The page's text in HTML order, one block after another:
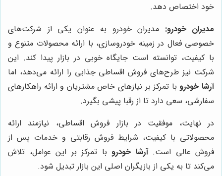
خود اختصاص دهد.
مدیران خودرو: مدیران خودرو به عنوان یکی از شرکت‌های
خصوصی فعال در زمینه خودروسازی، با ارائه محصولات متنوع و
با کیفیت، توانسته است جایگاه خوبی در بازار پیدا کند. این
شرکت نیز طرح‌های فروش اقساطی جذابی را ارائه می‌دهد، اما
آرشا خودروبا تمرکز بر نیازهای خاص مشتریان و ارائه راهکارهای
سفارشی، سعی دارد تا از رقبا پیشی بگیرد.
در نهایت، موفقیت در بازار فروش اقساطی، نیازمند ارائه
محصولاتی با کیفیت، شرایط فروش رقابتی و خدمات پس از
فروش عالی است.آرشا خودرو با تمرکز بر این عوامل، تلاش
می‌کند تا به یکی از بازیگران اصلی این بازار تبدیل شود.